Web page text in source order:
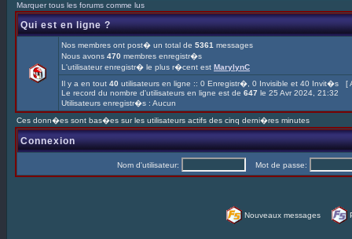
Marquer tous les forums comme lus
Qui est en ligne ?
Nos membres ont post� un total de 5361 messages
Nous avons 470 membres enregistr�s
L'utilisateur enregistr� le plus r�cent est MarylynC
Il y a en tout 40 utilisateurs en ligne :: 0 Enregistr�, 0 Invisible et 40 Invit�s [
Le record du nombre d'utilisateurs en ligne est de 647 le 25 Avr 2024, 21:32
Utilisateurs enregistr�s : Aucun
Ces donn�es sont bas�es sur les utilisateurs actifs des cinq derni�res minutes
Connexion
Nom d'utilisateur: Mot de passe:
Nouveaux messages